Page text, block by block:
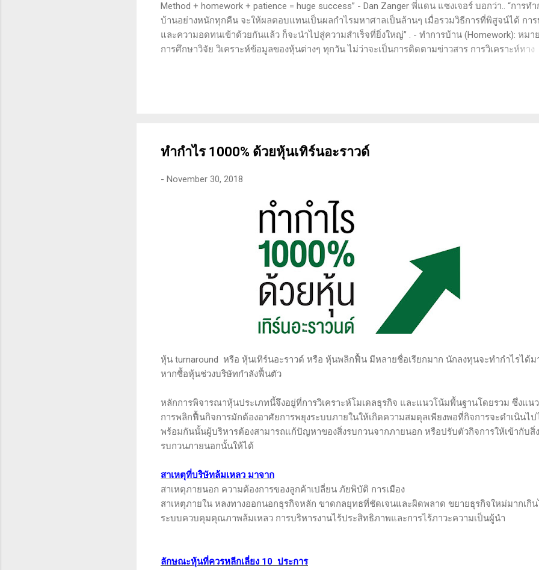
Method + homework + patience = huge success” - Dan Zanger พี่แดน แซงเจอร์ บอกว่า.. “การทำ
บ้านอย่างหนักทุกคืน จะให้ผลตอบแทนเป็นผลกำไรมหาศาลเป็นล้านๆ เมื่อรวมวิธีการที่พิสูจน์ได้ กา
และความอดทนเข้าด้วยกันแล้ว ก็จะนำไปสู่ความสำเร็จที่ยิ่งใหญ่” . - ทำการบ้าน (Homework): หมา
การศึกษาวิจัย วิเคราะห์ข้อมูลของหุ้นต่างๆ ทุกวัน ไม่ว่าจะเป็นการติดตามข่าวสาร การวิเคราะห์ทาง
ทำกำไร 1000% ด้วยหุ้นเทิร์นอะราวด์
- November 30, 2018
หุ้น turnaround หรือ หุ้นเทิร์นอะราวด์ หรือ หุ้นพลิกฟื้น มีหลายชื่อเรียกมาก นักลงทุนจะทำกำไรได้ม
หากซื้อหุ้นช่วงบริษัทกำลังฟื้นตัว
หลักการพิจารณาหุ้นประเภทนี้จึงอยู่ที่การวิเคราะห์โมเดลธุรกิจ และแนวโน้มพื้นฐานโดยรวม ซึ่งแน
การพลิกฟื้นกิจการมักต้องอาศัยการพยุงระบบภายในให้เกิดความสมดุลเพียงพอที่กิจการจะดำเนินไป
พร้อมกันนั้นผู้บริหารต้องสามารถแก้ปัญหาของสิ่งรบกวนจากภายนอก หรือปรับตัวกิจการให้เข้ากับสิ่ง
รบกวนภายนอกนั้นให้ได้
สาเหตุที่บริษัทล้มเหลว มาจาก
สาเหตุภายนอก ความต้องการของลูกค้าเปลี่ยน ภัยพิบัติ การเมือง
สาเหตุภายใน หลงทางออกนอกธุรกิจหลัก ขาดกลยุทธที่ชัดเจนและผิดพลาด ขยายธุรกิจใหม่มากเกิ
ระบบควบคุมคุณภาพล้มเหลว การบริหารงานไร้ประสิทธิภาพและการไร้ภาวะความเป็นผู้นำ
ลักษณะหุ้นที่ควรหลีกเลี่ยง 10 ประการ